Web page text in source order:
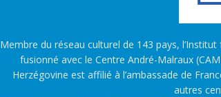
Membre du réseau culturel de 143 pays,
fusionné avec le Centre André-Malraux
Herzégovine est affilié à l’ambassade de
autres